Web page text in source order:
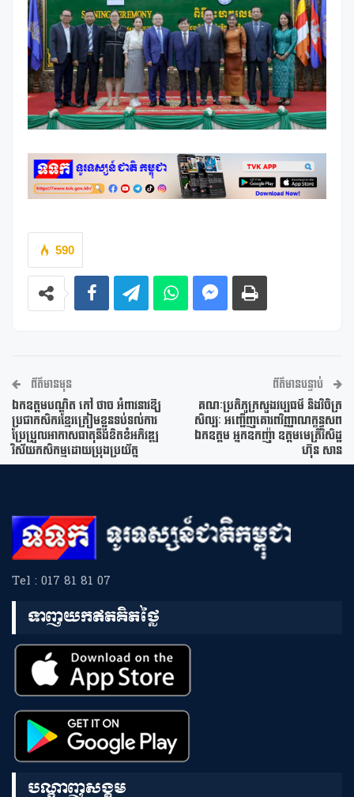
590
ព័ត៌មានមុន
ឯកឧត្តមបណ្ឌិត កៅ ថាច អំពាវនាវឱ្យ
ប្រជាកសិករខ្មែរត្រៀមខ្លួនទប់ទល់ការ
ប្រែប្រួលអាកាសធាតុនឹងខិតខំអភិវឌ្ឍ
វិស័យកសិកម្មដោយប្រុងប្រយ័ត្ន
ព័ត៌មានបន្ទាប់
គណៈប្រតិភូក្រសួងវប្បធម៌ និងវិចិត្រ
សិល្បៈ អញ្ជើញគោរពវិញ្ញាណក្ខន្ធសព
ឯកឧត្តម អ្នកឧកញ៉ា ឧត្តមមេត្រីវិសិដ្ឋ
ហ៊ុន សាន
Tel : 017 81 81 07
ទាញយកឥតគិតថ្លៃ
បណ្តាញសង្គម